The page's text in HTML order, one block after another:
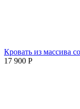
Кровать из массива
17 900 Р